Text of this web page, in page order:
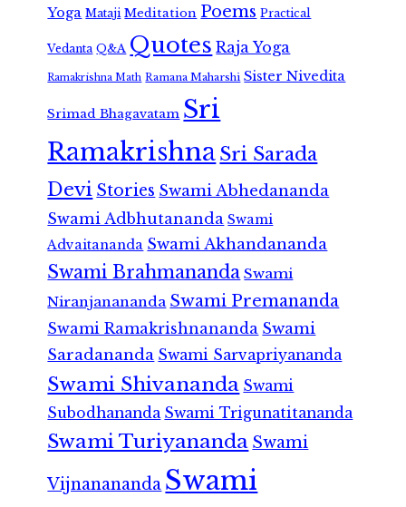
Yoga Mataji Meditation Poems Practical
Vedanta Q&A Quotes Raja Yoga
Ramakrishna Math Ramana Maharshi Sister Nivedita
Srimad Bhagavatam Sri
RamakrishnaSri Sarada
Devi Stories Swami Abhedananda
Swami Adbhutananda Swami
Advaitananda Swami Akhandananda
Swami Brahmananda Swami
Niranjanananda Swami Premananda
Swami Ramakrishnananda Swami
Saradananda Swami Sarvapriyananda
Swami Shivananda Swami
Subodhananda Swami Trigunatitananda
Swami Turiyananda Swami
Vijnanananda Swami